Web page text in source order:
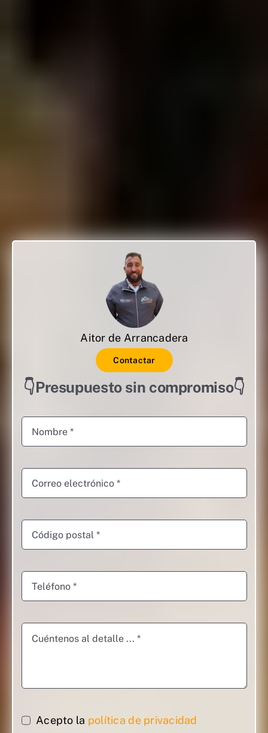
Aitor de Arrancadera
Contactar
👇Presupuesto sin compromiso👇
Acepto la política de privacidad